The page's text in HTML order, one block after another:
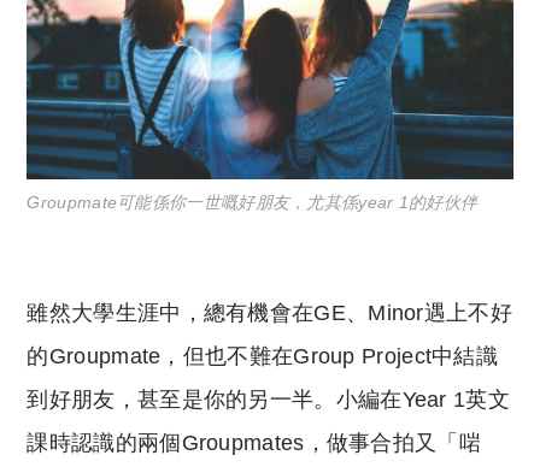
Groupmate可能係你一世嘅好朋友，尤其係year 1的好伙伴
雖然大學生涯中，總有機會在GE、Minor遇上不好
的Groupmate，但也不難在Group Project中結識
到好朋友，甚至是你的另一半。小編在Year 1英文
課時認識的兩個Groupmates，做事合拍又「啱